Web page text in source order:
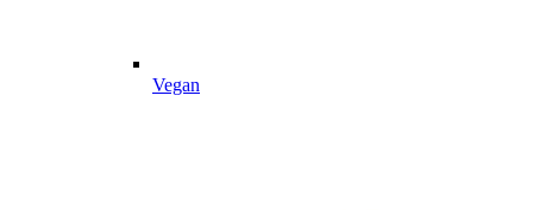
Vegan